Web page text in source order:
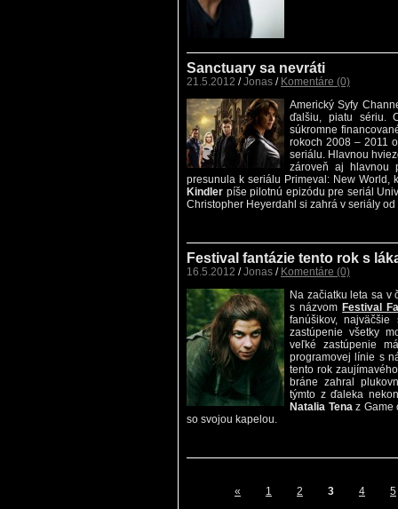
Sanctuary sa nevráti
21.5.2012 /Jonas / Komentáre (0)
Americký Syfy
ďalšiu, piatu sériu.
súkromne
rokoch 2008 – 2011
seriálu. Hlavnou
zároveň aj hlavnou
presunula k seriálu Primeval: New World,
Kindler píše pilotnú epizódu pre seriál
Christopher Heyerdahl si zahrá v seriály od
Festival fantázie tento rok s
16.5.2012 /Jonas / Komentáre (0)
Na začiatku leta sa v
s názvom Festival
fanúšikov,
zastúpenie všetky
veľké zastúpenie
programovej línie s
tento rok
bráne zahral
týmto z ďaleka
Natalia Tenaz Game
so svojou kapelou.
« 1 2 3 4 5